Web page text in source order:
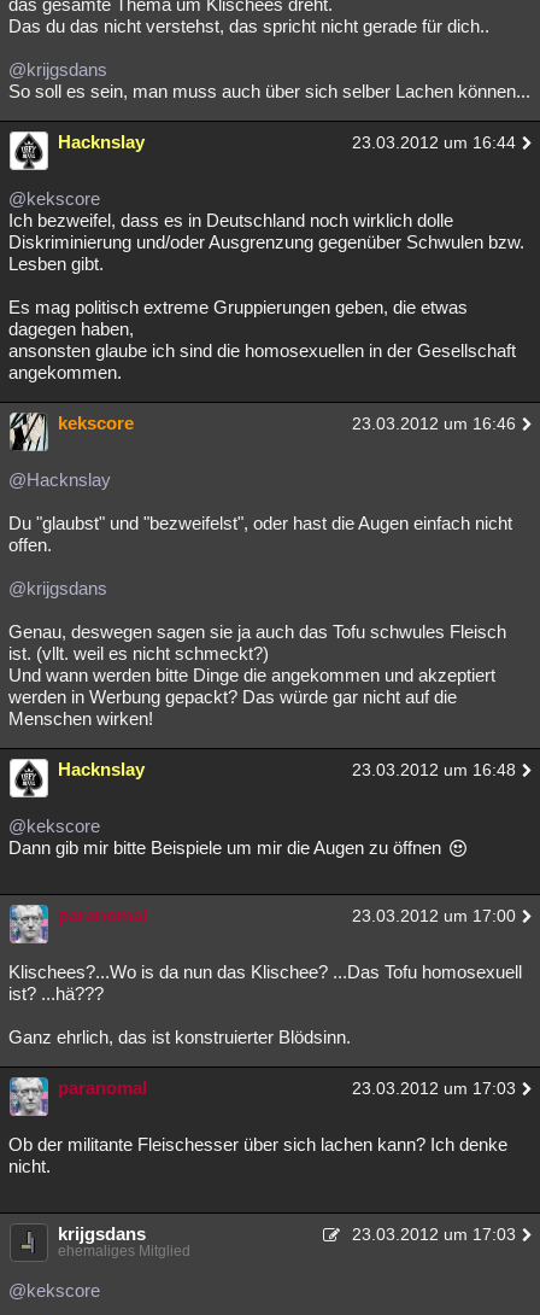
das gesamte Thema um Klischees dreht.
Das du das nicht verstehst, das spricht nicht gerade für dich..
@krijgsdans
So soll es sein, man muss auch über sich selber Lachen können...
Hacknslay 23.03.2012 um 16:44
@kekscore
Ich bezweifel, dass es in Deutschland noch wirklich dolle
Diskriminierung und/oder Ausgrenzung gegenüber Schwulen bzw.
Lesben gibt.
Es mag politisch extreme Gruppierungen geben, die etwas
dagegen haben,
ansonsten glaube ich sind die homosexuellen in der Gesellschaft
angekommen.
kekscore 23.03.2012 um 16:46
@Hacknslay
Du "glaubst" und "bezweifelst", oder hast die Augen einfach nicht
offen.
@krijgsdans
Genau, deswegen sagen sie ja auch das Tofu schwules Fleisch
ist. (vllt. weil es nicht schmeckt?)
Und wann werden bitte Dinge die angekommen und akzeptiert
werden in Werbung gepackt? Das würde gar nicht auf die
Menschen wirken!
Hacknslay 23.03.2012 um 16:48
@kekscore
Dann gib mir bitte Beispiele um mir die Augen zu öffnen
paranomal 23.03.2012 um 17:00
Klischees?...Wo is da nun das Klischee? ...Das Tofu homosexuell
ist? ...hä???
Ganz ehrlich, das ist konstruierter Blödsinn.
paranomal 23.03.2012 um 17:03
Ob der militante Fleischesser über sich lachen kann? Ich denke
nicht.
krijgsdans 23.03.2012 um 17:03
ehemaliges Mitglied
@kekscore